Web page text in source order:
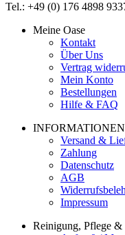
Tel.: +49 (0) 176 4898
Meine Oase
Kontakt
Über Uns
Vertrag
Mein Konto
Bestellungen
Hilfe & FAQ
INFORMATIONEN
Versand &
Zahlung
Datenschutz
AGB
Impressum
Reinigung, Pflege &